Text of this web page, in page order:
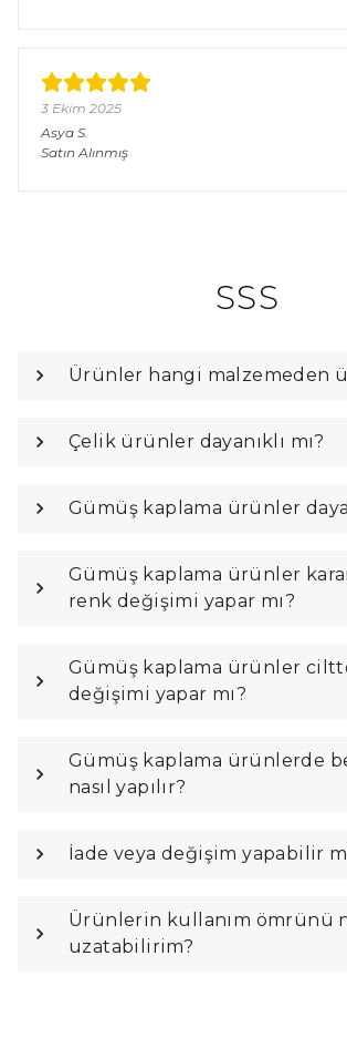
3 Ekim 2025
Asya S.
Satın Alınmış
SSS
Ürünler hangi malzemeden
Çelik ürünler dayanıklı mı?
Gümüş kaplama ürünler
Gümüş kaplama ürünler
renk değişimi yapar mı?
Gümüş kaplama ürünler
değişimi yapar mı?
Gümüş kaplama ürünlerde
nasıl yapılır?
İade veya değişim yapabilir
Ürünlerin kullanım ömrünü
uzatabilirim?